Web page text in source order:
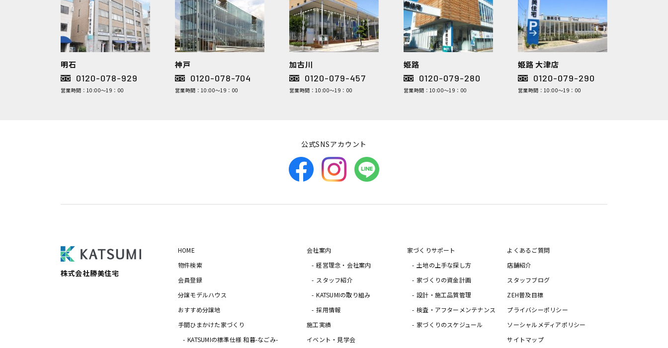
明石
0120-078-929
営業時間：10:00～19：00
神戸
0120-078-704
営業時間：10:00～19：00
加古川
0120-079-457
営業時間：10:00～19：00
姫路
0120-079-280
営業時間：10:00～19：00
姫路 大津店
0120-079-290
営業時間：10:00～19：00
公式SNSアカウント
株式会社勝美住宅
HOME
物件検索
会員登録
分譲モデルハウス
おすすめ分譲地
手間ひまかけた家づくり
KATSUMIの標準仕様 和暮-なごみ-
会社案内
経営理念・会社案内
スタッフ紹介
KATSUMIの取り組み
採用情報
施工実績
イベント・見学会
家づくりサポート
土地の上手な探し方
家づくりの資金計画
設計・施工品質管理
検査・アフターメンテナンス
家づくりのスケジュール
よくあるご質問
店舗紹介
スタッフブログ
ZEH普及目標
プライバシーポリシー
ソーシャルメディアポリシー
サイトマップ